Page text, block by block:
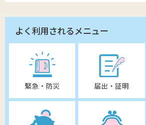
よく利用されるメニュー
緊急・防災 届出・証明